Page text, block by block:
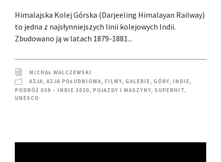
Himalajska Kolej Górska (Darjeeling Himalayan Railway)
to jedna z najsłynniejszych linii kolejowych Indii.
Zbudowano ją w latach 1879-1881...
MICHAŁ WALCZEWSKI
AZJA, AZJA POŁUDNIOWA, FILMY, GALERIE, GÓRY, INDIE,
PODRÓŻ 039 – INDIE 2020, POJAZDY I MASZYNY, SUPERHIT,
UNESCO